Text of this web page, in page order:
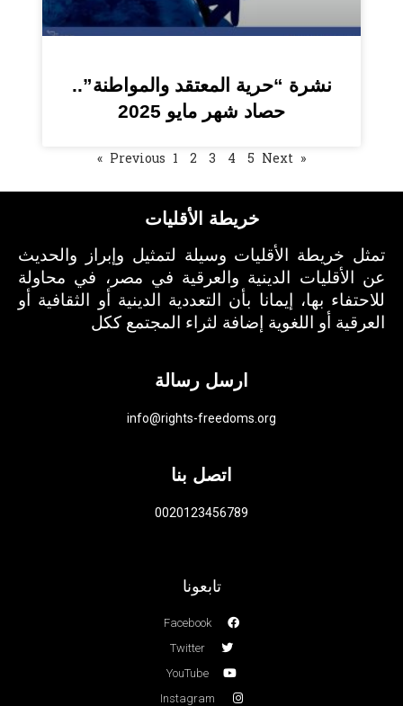
نشرة “حرية المعتقد والمواطنة”..
حصاد شهر مايو 2025
« Previous
1 2 3 4 5 Next »
خريطة الأقليات
تمثل خريطة الأقليات وسيلة لتمثيل وإبراز والحديث
عن الأقليات الدينية والعرقية في مصر، في محاولة
للاحتفاء بها، إيمانا بأن التعددية الدينية أو الثقافية أو
العرقية أو اللغوية إضافة لثراء المجتمع ككل
ارسل رسالة
info@rights-freedoms.org
اتصل بنا
0020123456789
تابعونا
Facebook
Twitter
YouTube
Instagram